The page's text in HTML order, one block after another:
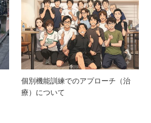
個別機能訓練でのアプローチ（治
療）について